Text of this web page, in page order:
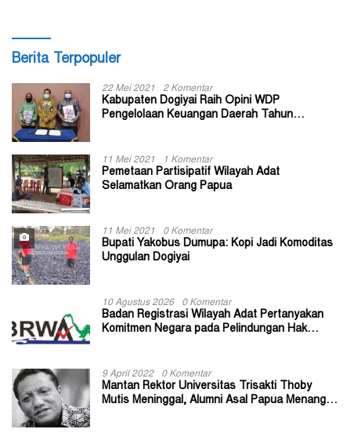
Berita Terpopuler
22 Mei 2021 2 Komentar
Kabupaten Dogiyai Raih Opini WDP
Pengelolaan Keuangan Daerah Tahun
11 Mei 2021 1 Komentar
Pemetaan Partisipatif Wilayah Adat
Selamatkan Orang Papua
11 Mei 2021 0 Komentar
Bupati Yakobus Dumupa: Kopi Jadi Komoditas
Unggulan Dogiyai
10 Agustus 2026 0 Komentar
Badan Registrasi Wilayah Adat Pertanyakan
Komitmen Negara pada Pelindungan Hak
9 April 2022 0 Komentar
Mantan Rektor Universitas Trisakti Thoby
Mutis Meninggal, Alumni Asal Papua Menangis: